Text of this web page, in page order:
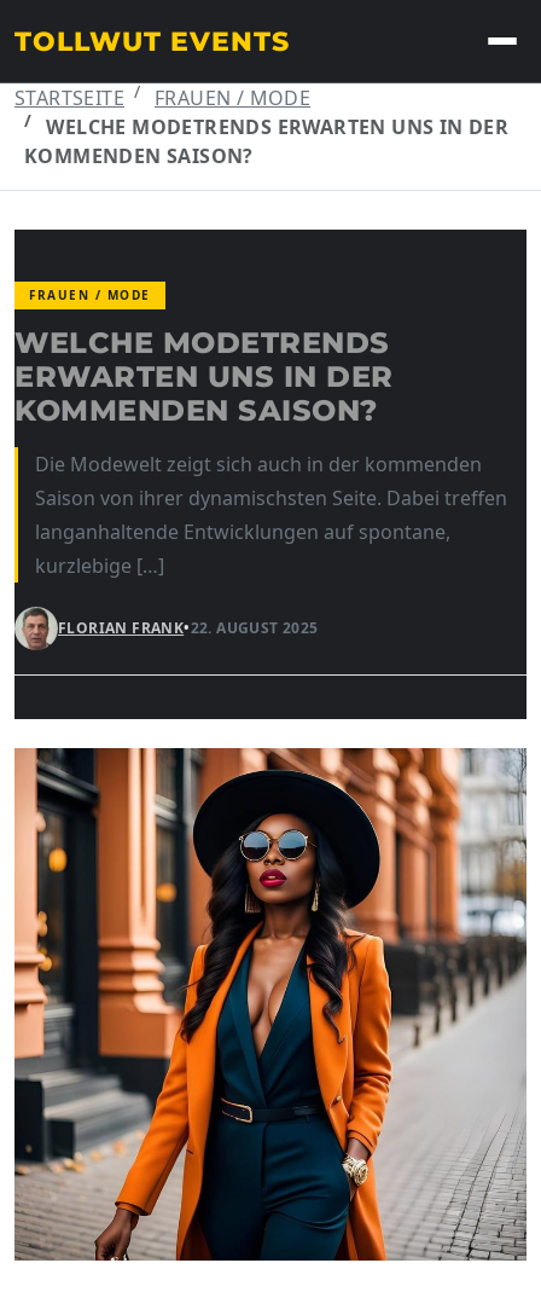
TOLLWUT EVENTS
STARTSEITE
FRAUEN / MODE
WELCHE MODETRENDS ERWARTEN UNS IN DER
KOMMENDEN SAISON?
FRAUEN / MODE
WELCHE MODETRENDS
ERWARTEN UNS IN DER
KOMMENDEN SAISON?
Die Modewelt zeigt sich auch in der kommenden
Saison von ihrer dynamischsten Seite. Dabei treffen
langanhaltende Entwicklungen auf spontane,
kurzlebige […]
FLORIAN FRANK•22. AUGUST 2025